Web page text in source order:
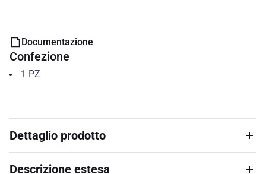
Documentazione
Confezione
1 PZ
Dettaglio prodotto
Descrizione estesa